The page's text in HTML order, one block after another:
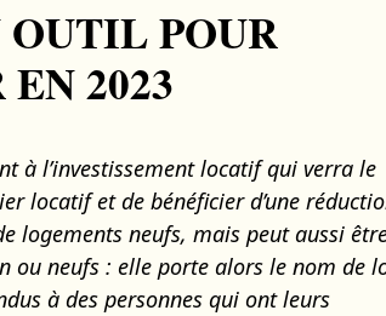
POUR
2023
à l’investissement locatif qui verra le
locatif et de bénéficier d’une
logements neufs, mais peut aussi
ou neufs : elle porte alors le nom de
à des personnes qui ont leurs